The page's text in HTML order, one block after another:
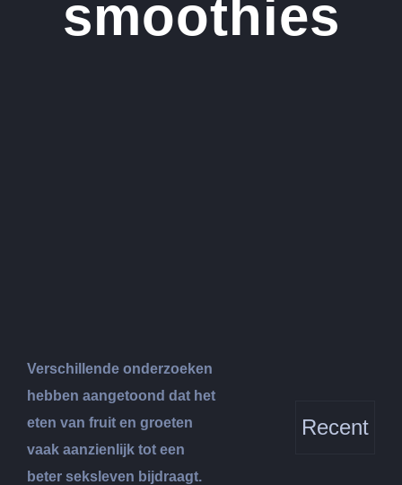
smoothies
Verschillende onderzoeken
hebben aangetoond dat het
eten van fruit en groeten
vaak aanzienlijk tot een
beter seksleven bijdraagt.
Recent